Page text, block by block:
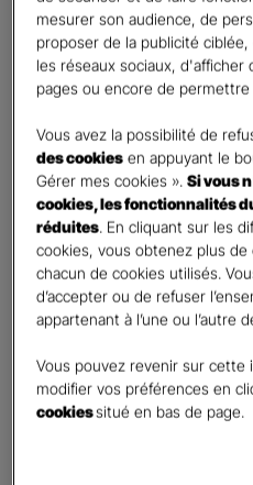
Etes-vous déjà client Gan
Oui
Civilité*
Madame
Monsieur
Contact*
First
United
States
mesurer son audience, de
proposer de la publicité
les réseaux sociaux,
pages ou encore de
Vous avez la possibilité de
des cookies en appuyant le
Gérer mes cookies ».Si vous
cookies, les fonctionnalités
réduites. En cliquant sur les
cookies, vous obtenez plus
chacun de cookies utilisés.
d’accepter ou de refuser
appartenant à l’une ou l’autre
Vous pouvez revenir sur
modifier vos préférences en
cookiessitué en bas de page.